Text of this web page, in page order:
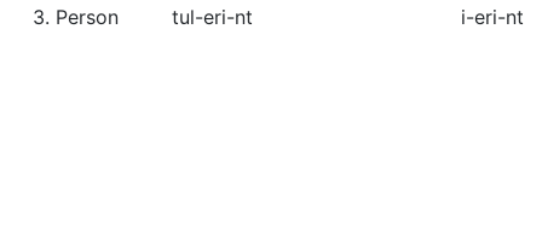
3. Person
tul-eri-nt i-eri-nt